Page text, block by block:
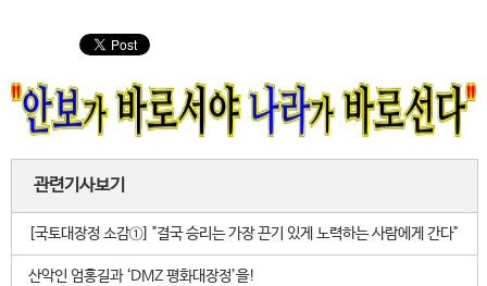
관련기사보기
[국토대장정 소감①] "결국 승리는 가장 끈기 있게 노력하는 사람에게 간다"
산악인 엄홍길과 ‘DMZ 평화대장정’을!